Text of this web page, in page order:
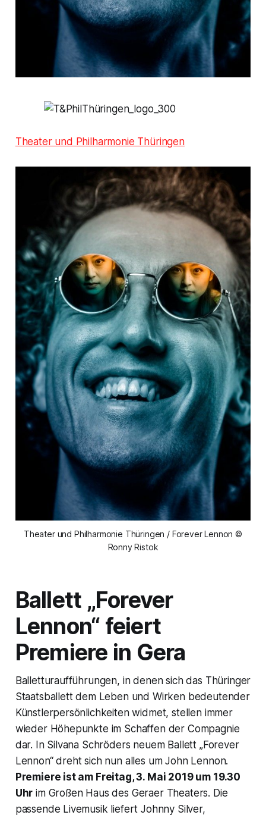
Theater und Philharmonie Thüringen
Theater und Philharmonie Thüringen / Forever Lennon ©
Ronny Ristok
Ballett „Forever
Lennon“ feiert
Premiere in Gera
Balletturaufführungen, in denen sich das Thüringer
Staatsballett dem Leben und Wirken bedeutender
Künstlerpersönlichkeiten widmet, stellen immer
wieder Höhepunkte im Schaffen der Compagnie
dar. In Silvana Schröders neuem Ballett „Forever
Lennon“ dreht sich nun alles um John Lennon.
Premiere ist am Freitag, 3. Mai 2019 um 19.30
Uhr im Großen Haus des Geraer Theaters. Die
passende Livemusik liefert Johnny Silver,